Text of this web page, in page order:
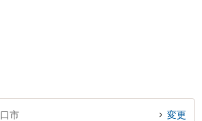
市 変更